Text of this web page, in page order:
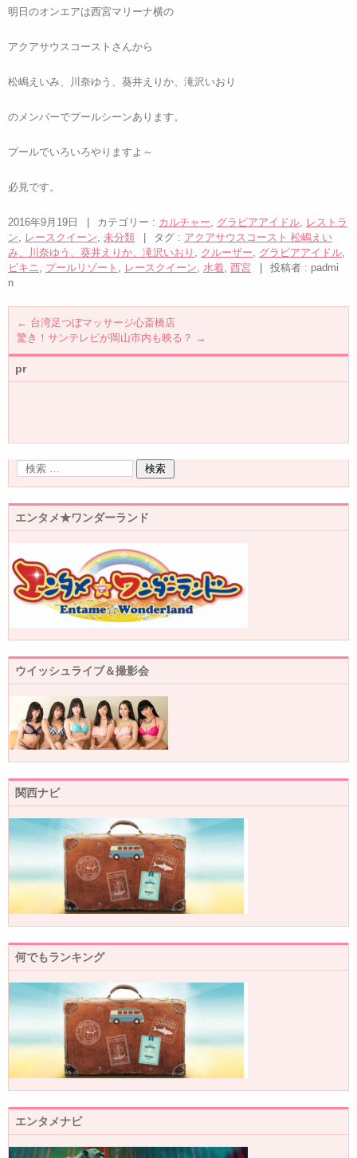
明日のオンエアは西宮マリーナ横の
アクアサウスコーストさんから
松嶋えいみ、川奈ゆう、葵井えりか、滝沢いおり
のメンバーでプールシーンあります。
プールでいろいろやりますよ～
必見です。
2016年9月19日 カテゴリー : カルチャー, グラビアアイドル, レストラ
ン, レースクイーン, 未分類 タグ : アクアサウスコースト 松嶋えい
み、川奈ゆう、葵井えりか、滝沢いおり , クルーザー, グラビアアイドル,
ビキニ, プールリゾート , レースクイーン, 水着, 西宮
投稿者 : padmi
n
← 台湾足つぼマッサージ心斎橋店
驚き！サンテレビが岡山市内も映る？ →
pr
エンタメ★ワンダーランド
ウイッシュライブ＆撮影会
関西ナビ
何でもランキング
エンタメナビ